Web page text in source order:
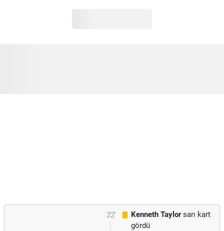
22' Kenneth Taylorsarı kart
gördü